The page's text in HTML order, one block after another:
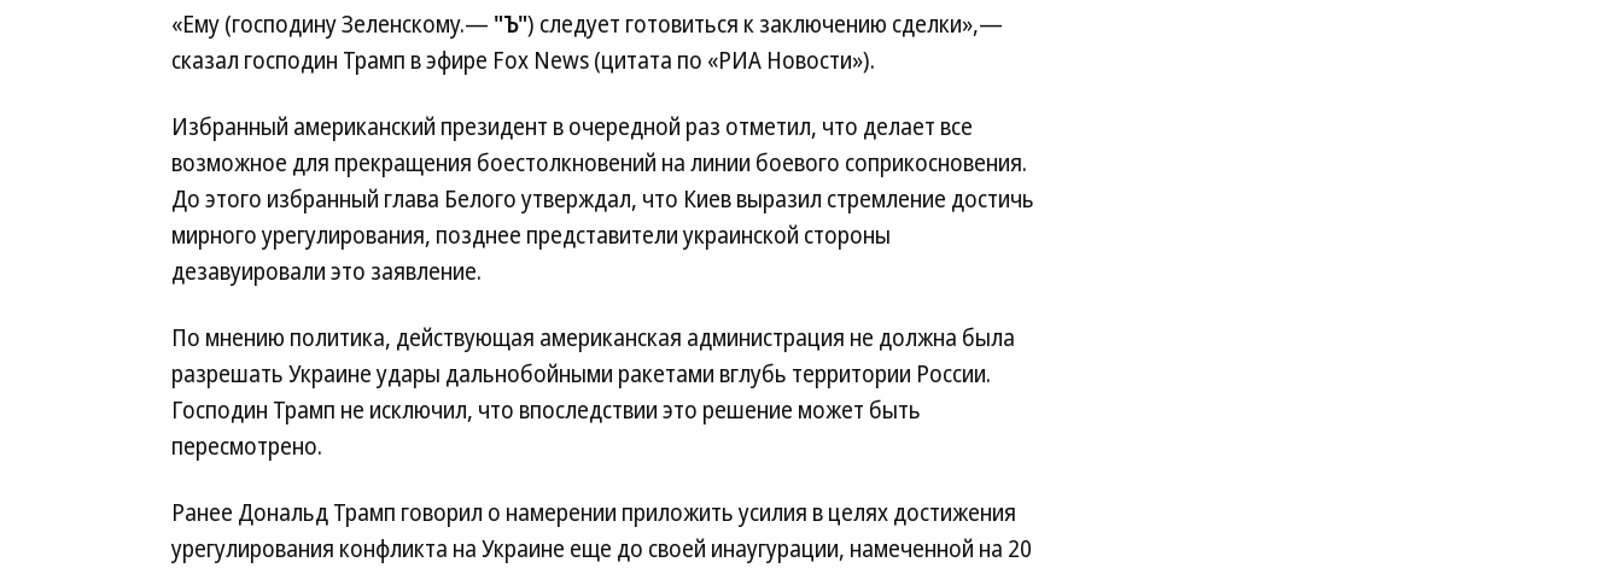
«Ему (господину Зеленскому.— "Ъ") следует готовиться к заключению сделки»,—
сказал господин Трамп в эфире Fox News (цитата по «РИА Новости»).
Избранный американский президент в очередной раз отметил, что делает все
возможное для прекращения боестолкновений на линии боевого соприкосновения.
До этого избранный глава Белого утверждал, что Киев выразил стремление достичь
мирного урегулирования, позднее представители украинской стороны
дезавуировали это заявление.
По мнению политика, действующая американская администрация не должна была
разрешать Украине удары дальнобойными ракетами вглубь территории России.
Господин Трамп не исключил, что впоследствии это решение может быть
пересмотрено.
Ранее Дональд Трамп говорил о намерении приложить усилия в целях достижения
урегулирования конфликта на Украине еще до своей инаугурации, намеченной на 20